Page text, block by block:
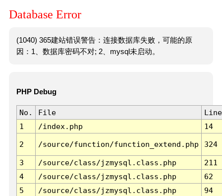
Database Error
(1040) 365建站错误警告：连接数据库失败，可能的原
因：1、数据库密码不对; 2、mysql未启动。
PHP Debug
No. File
Line
1
/index.php 14
2 /source/function/function_extend.php 324
3 /source/class/jzmysql.class.php
211
4
/source/class/jzmysql.class.php
62
5
/source/class/jzmysql.class.php
94